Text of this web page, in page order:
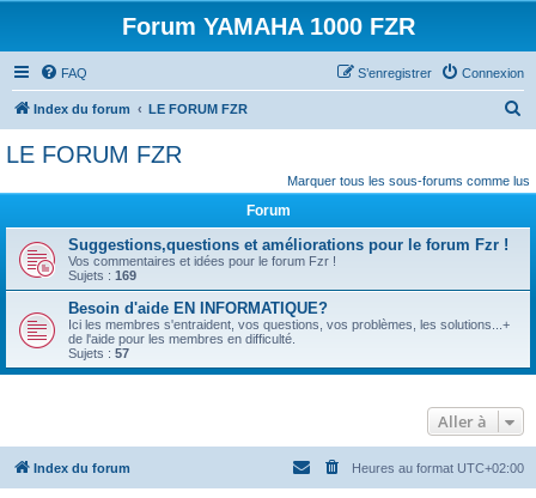
Forum YAMAHA 1000 FZR
FAQ Connexion
S’enregistrer
Index du forum LE FORUM FZR
h
r
LE FORUM FZR
Marquer tous les sous-forums comme lus
Forum
Suggestions,questions et améliorations pour le forum Fzr !
Vos commentaires et idées pour le forum Fzr !
Sujets : 169
Besoin d'aide EN INFORMATIQUE?
Ici les membres s'entraident, vos questions, vos problèmes, les solutions...+
de l'aide pour les membres en difficulté.
Sujets : 57
Aller à
Index du forum Heures au format UTC+02:00